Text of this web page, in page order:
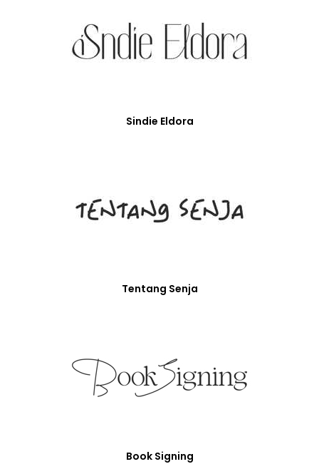
Sindie Eldora
Tentang Senja
Book Signing